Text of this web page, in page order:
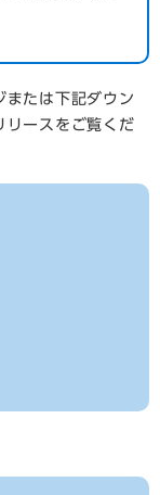
または下記ダウン
リースをご覧くだ